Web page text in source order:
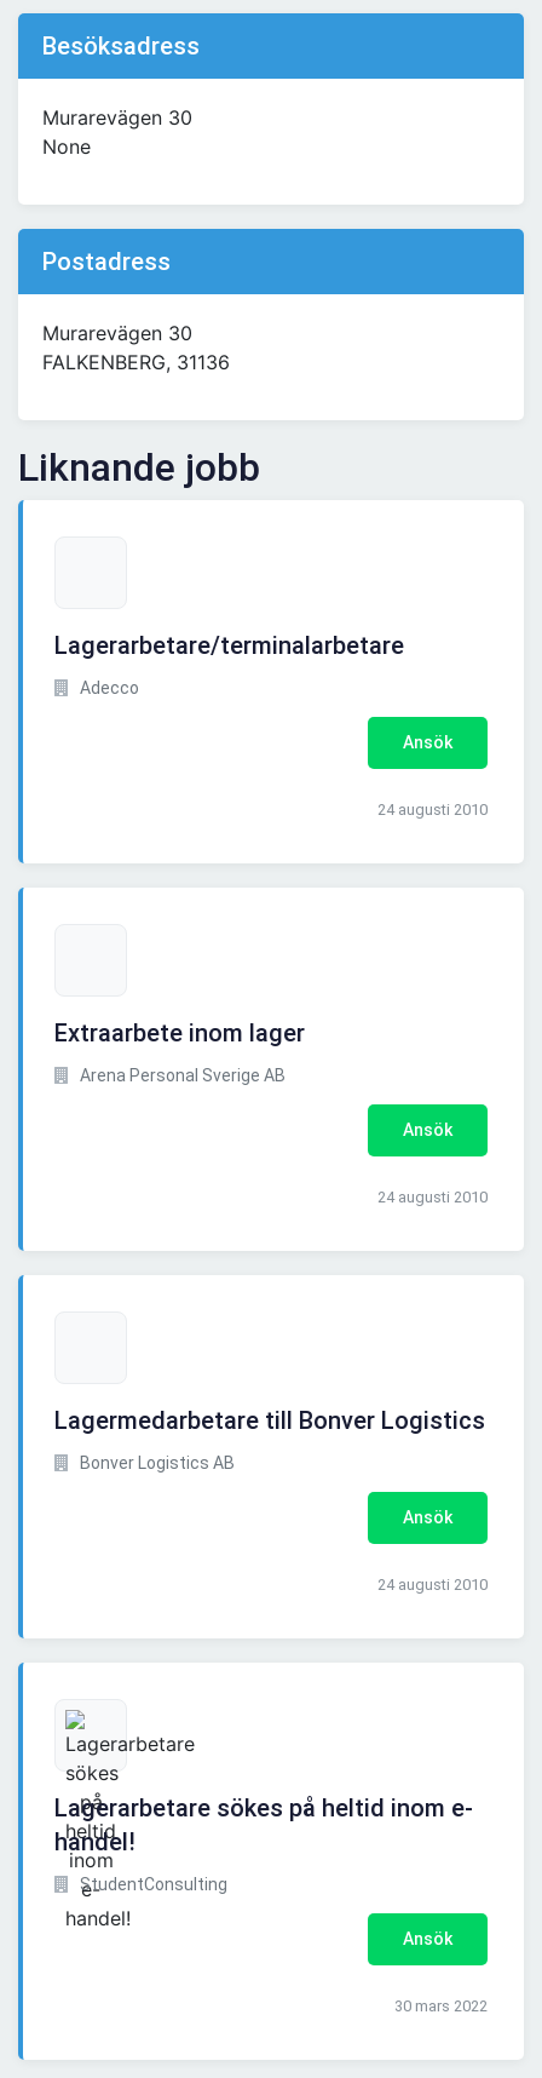
Besöksadress
Murarevägen 30
None
Postadress
Murarevägen 30
FALKENBERG, 31136
Liknande jobb
Lagerarbetare/terminalarbetare
Adecco
Ansök
24 augusti 2010
Extraarbete inom lager
Arena Personal Sverige AB
Ansök
24 augusti 2010
Lagermedarbetare till Bonver Logistics
Bonver Logistics AB
Ansök
24 augusti 2010
Lagerarbetare sökes på heltid inom e-
handel!
StudentConsulting
Ansök
30 mars 2022